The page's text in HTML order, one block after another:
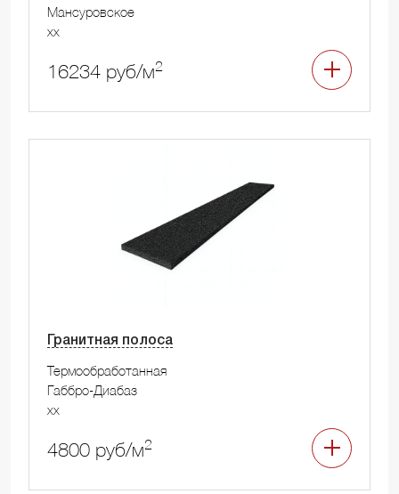
Мансуровское
xx
16234 руб/м2
Гранитная полоса
Термообработанная
Габбро-Диабаз
xx
4800 руб/м2